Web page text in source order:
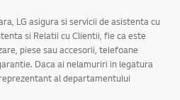
LG asigura si servicii de asistenta cu
si Relatii cu Clientii, fie ca este
piese sau accesorii, telefoane
Daca ai nelamuriri in legatura
al departamentului